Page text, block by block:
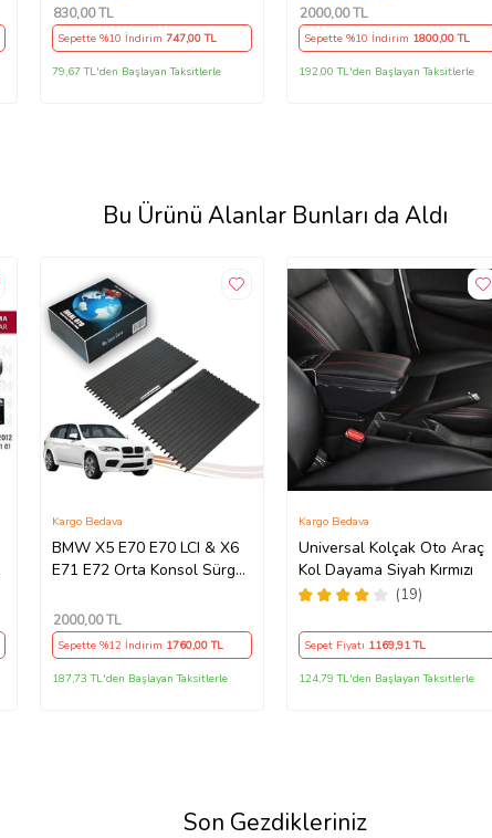
830,00 TL
Sepette %10 İndirim 747,00 TL
79,67 TL'den Başlayan Taksitlerle
KOLÇAK GEÇME AYAK
DELME YOK ARACA ÖZEL
MODEL BAZLI ORİJİNAL
AA+1.KALİTE
2000,00 TL
Sepette %10 İndirim 1800,00 TL
192,00 TL'den Başlayan Taksitlerle
Bu Ürünü Alanlar Bunları da Aldı
BMW X5 E70 E70 LCI & X6
E71 E72 Orta Konsol Sürgü
Kargo Bedava
2000,00 TL
Sepette %12 İndirim 1760,00 TL
187,73 TL'den Başlayan Taksitlerle
Universal Kolçak Oto Araç
Kol Dayama Siyah Kırmızı
(19)
Kargo Bedava
Sepet Fiyatı 1169,91 TL
124,79 TL'den Başlayan Taksitlerle
Son Gezdikleriniz